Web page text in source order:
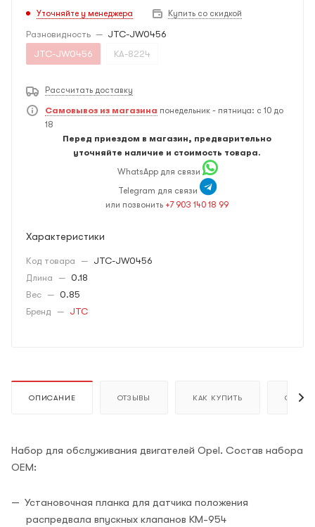
Уточняйте у менеджера Купить со скидкой
Разновидность — JTC-JW0456
JTC-JW0456
KA-8224
Рассчитать доставку
Самовывоз из магазина понедельник - пятница: с 10 до
18
Перед приездом в магазин, предварительно
уточняйте наличие и стоимость товара.
WhatsApp для связи
Telegram для связи
или позвонить +7 903 140 18 99
Характеристики
Код товара — JTC-JW0456
Длина — 0.18
Вес — 0.85
Бренд — JTC
ОПИСАНИЕ ОТЗЫВЫ КАК КУПИТЬ ОПЛАТА
Набор для обслуживания двигателей Opel. Состав набора
ОЕМ:
Установочная планка для датчика положения
распредвала впускных клапанов KM-954